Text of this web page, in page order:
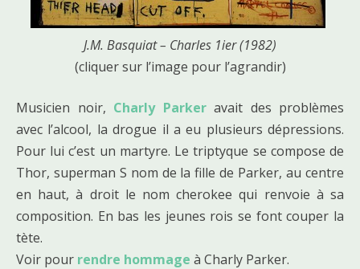
J.M. Basquiat – Charles 1ier (1982)
(cliquer sur l’image pour l’agrandir)
Musicien noir, Charly Parkeravait des problèmes
avec l’alcool, la drogue il a eu plusieurs dépressions.
Pour lui c’est un martyre. Le triptyque se compose de
Thor, superman S nom de la fille de Parker, au centre
en haut, à droit le nom cherokee qui renvoie à sa
composition. En bas les jeunes rois se font couper la
tète.
Voir pour rendre hommage à Charly Parker.